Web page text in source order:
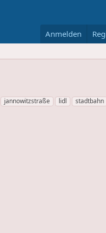
Anmelden
jannowitzstraße lidl stadtbahn